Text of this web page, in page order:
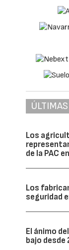
Los
de la PAC
Los
seguridad
El ánimo
bajo desde